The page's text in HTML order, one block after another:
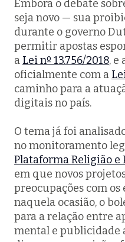
Embora o debate
seja novo — sua
durante o governo
permitir apostas
a Lei nº 13.756/2018, e
oficialmente com a
caminho para a
digitais no país.
O tema já foi
no monitoramento
Plataforma Religião e
em que novos
preocupações com os
naquela ocasião, o
para a relação entre
mental e publicidade